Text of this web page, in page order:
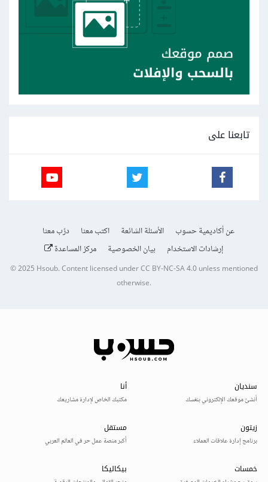
تابعنا على
عن أكاديمية حسوب الأسئلة الشائعة اكتب معنا
درّب معنا
إرشادات الاستخدام
بيان الخصوصية مركز المساعدة
© 2025Hsoub.Content licensed underCC BY-NC-SA 4.0unless mentioned
otherwise.